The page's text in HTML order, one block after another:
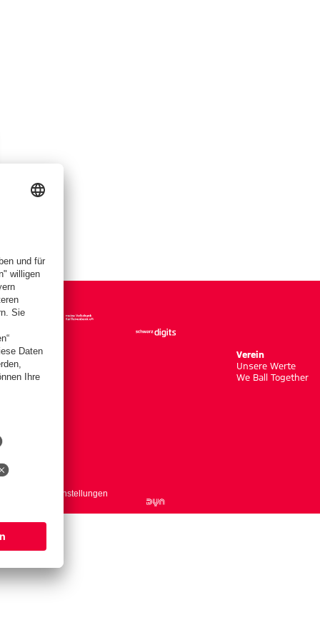
Verein
Unsere Werte
We Ball Together
Cookie-Einstellungen